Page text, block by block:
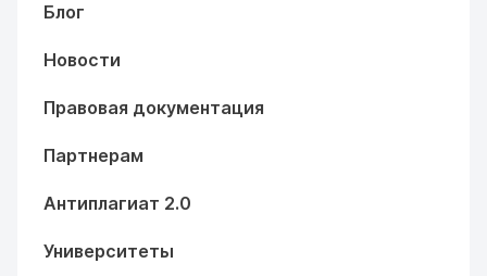
Блог
Новости
Правовая документация
Партнерам
Антиплагиат 2.0
Университеты